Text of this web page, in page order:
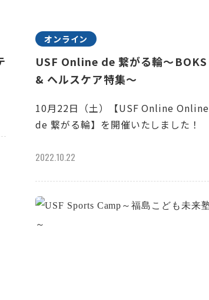
オンライン
USF Online de 繋がる輪～BOKS
& ヘルスケア特集～
10月22日（土）【USF Online Online
de 繋がる輪】を開催いたしました！
2022.10.22